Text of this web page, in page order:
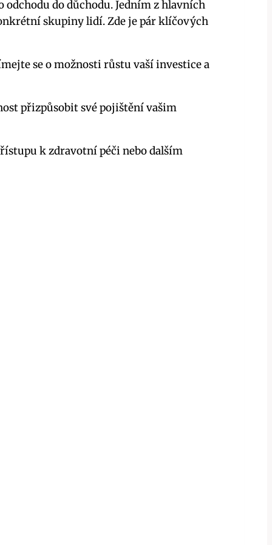
do důchodu. Jedním z hlavních
skupiny lidí. Zde je pár klíčových
se o možnosti růstu vaší investice a
přizpůsobit své pojištění vašim
k zdravotní péči nebo dalším